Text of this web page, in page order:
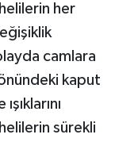
her
camlara
kaput
sürekli